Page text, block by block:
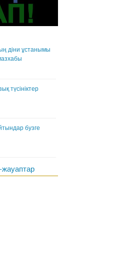
діни ұстанымы
түсініктер
бузге